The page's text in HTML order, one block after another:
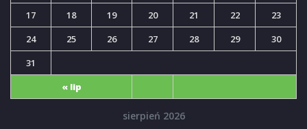
sierpień 2026
« lip
17
18 19 20 21 22
23
24
25 26 27 28 29
30
31